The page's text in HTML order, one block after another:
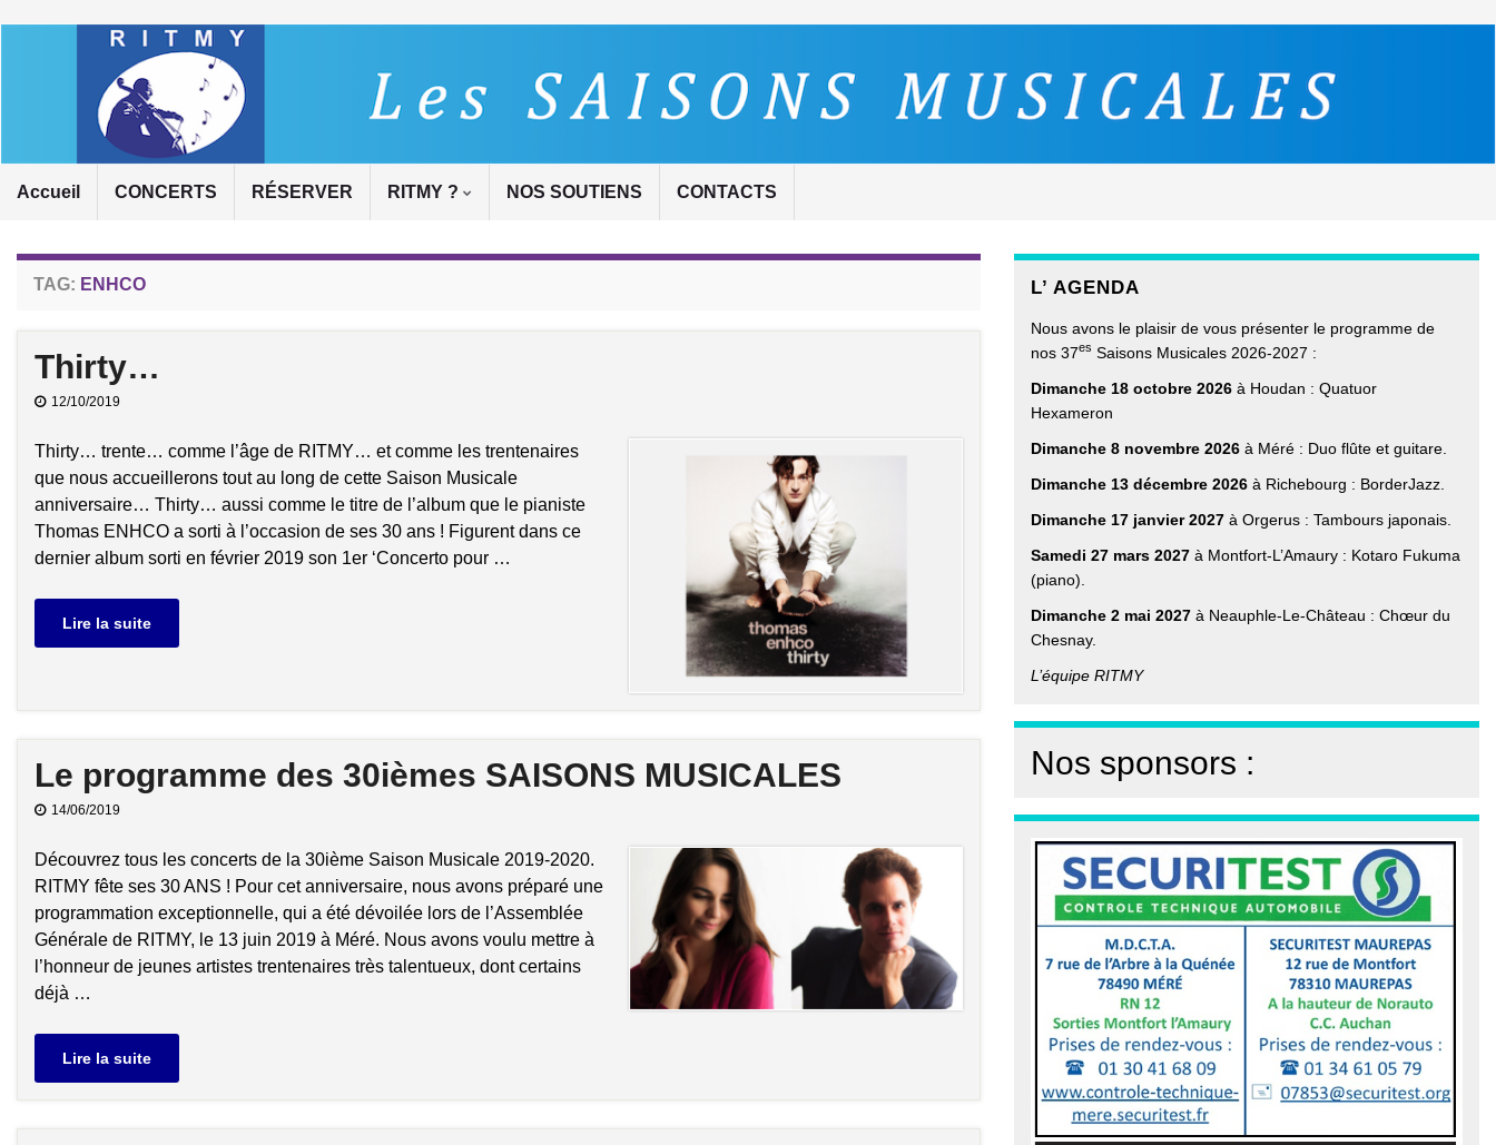
Accueil CONCERTS RÉSERVER RITMY ? NOS SOUTIENS CONTACTS
TAG: ENHCO
Thirty…
12/10/2019
Thirty… trente… comme l’âge de RITMY… et comme les trentenaires
que nous accueillerons tout au long de cette Saison Musicale
anniversaire… Thirty… aussi comme le titre de l’album que le pianiste
Thomas ENHCO a sorti à l’occasion de ses 30 ans ! Figurent dans ce
dernier album sorti en février 2019 son 1er ‘Concerto pour …
Lire la suite
Le programme des 30ièmes SAISONS MUSICALES
14/06/2019
Découvrez tous les concerts de la 30ième Saison Musicale 2019-2020.
RITMY fête ses 30 ANS ! Pour cet anniversaire, nous avons préparé une
programmation exceptionnelle, qui a été dévoilée lors de l’Assemblée
Générale de RITMY, le 13 juin 2019 à Méré. Nous avons voulu mettre à
l’honneur de jeunes artistes trentenaires très talentueux, dont certains
déjà …
Lire la suite
L’ AGENDA
Nous avons le plaisir de vous présenter le programme de
nos 37es Saisons Musicales 2026-2027 :
Dimanche 18 octobre 2026 à Houdan : Quatuor
Hexameron
Dimanche 8 novembre 2026 à Méré : Duo flûte et guitare.
Dimanche 13 décembre 2026 à Richebourg : BorderJazz.
Dimanche 17 janvier 2027 à Orgerus : Tambours japonais.
Samedi 27 mars 2027 à Montfort-L’Amaury : Kotaro Fukuma
(piano).
Dimanche 2 mai 2027 à Neauphle-Le-Château : Chœur du
Chesnay.
L’équipe RITMY
Nos sponsors :